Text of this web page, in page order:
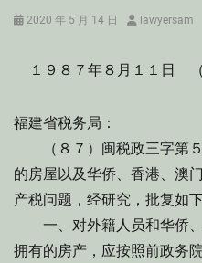
Posted
2020 年 5 月 14 日 Authorlawyersam
１９８７年８月１１日
福建省税务局：
（８７）闽税政三字第５
的房屋以及华侨、香港、澳
产税问题，经研究，批复如下
一、对外籍人员和华侨、
拥有的房产，应按照前政务